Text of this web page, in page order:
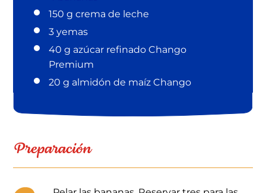
150 g crema de leche
3 yemas
40 g azúcar refinado Chango
Premium
20 g almidón de maíz Chango
Preparación